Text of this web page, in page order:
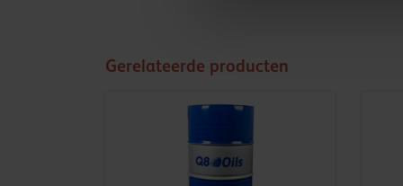
Gerelateerde producten